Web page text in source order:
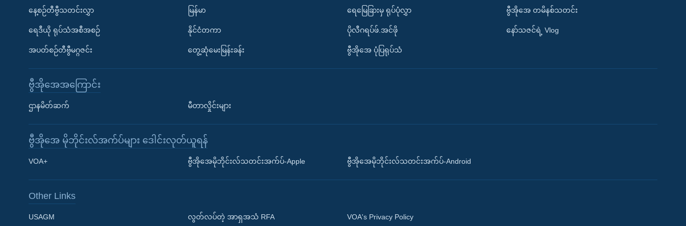
Learning English
နေ့စဉ်တီဗွီသတင်းလွှာ
ရေဒီယို ရုပ်သံအစီအစဉ်
အပတ်စဉ်တီဗွီမဂ္ဂဇင်း
မြန်မာ
နိုင်ငံတကာ
တွေ့ဆုံမေးမြန်းခန်း
ရေမြေခြားမှ ရုပ်ပုံလွှာ
ပိုလီဂရပ်ဖ်.အင်ဖို
ဗွီအိုအေ ပုံပြရုပ်သံ
ဗွီအိုအေ တမိနစ်သတင်း
နော်သဇင်ရဲ့ Vlog
ဗွီအိုအေအကြောင်း
ဌာနမိတ်ဆက် မီတာလှိုင်းများ
ဗွီအိုအေ မိုဘိုင်းလ်အက်ပ်များ ဒေါင်းလုတ်ယူရန်
VOA+ ဗွီအိုအေမိုဘိုင်းလ်သတင်းအက်ပ်-Apple ဗွီအိုအေမိုဘိုင်းလ်သတင်းအက်ပ်-Android
Other Links
USAGM လွတ်လပ်တဲ့ အာရှအသံ RFA VOA's Privacy Policy